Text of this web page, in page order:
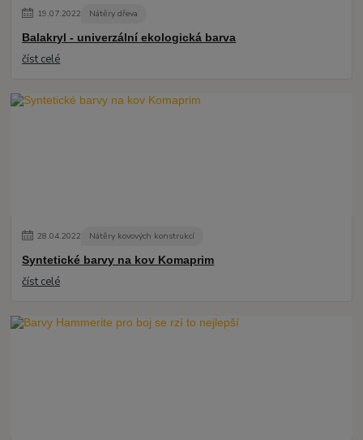
19.07.2022 Nátěry dřeva
Balakryl - univerzální ekologická barva
číst celé
28.04.2022 Nátěry kovových konstrukcí
Syntetické barvy na kov Komaprim
číst celé